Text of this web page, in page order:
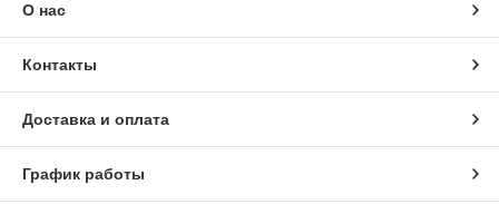
О нас
Контакты
Доставка и оплата
График работы